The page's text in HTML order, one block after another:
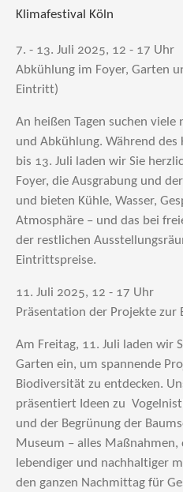
Klimafestival Köln
7. - 13. Juli 2025, 12 - 17 Uhr
Abkühlung im Foyer, Garten
Eintritt)
An heißen Tagen suchen
und Abkühlung. Während
bis 13. Juli laden wir Sie
Foyer, die Ausgrabung und
und bieten Kühle, Wasser,
Atmosphäre – und das bei
der restlichen
Eintrittspreise.
11. Juli 2025, 12 - 17 Uhr
Präsentation der Projekte
Am Freitag, 11. Juli laden wir
Garten ein, um spannende
Biodiversität zu entdecken.
präsentiert Ideen zu
und der Begrünung der
Museum – alles Maßnahmen,
lebendiger und nachhaltiger
den ganzen Nachmittag für